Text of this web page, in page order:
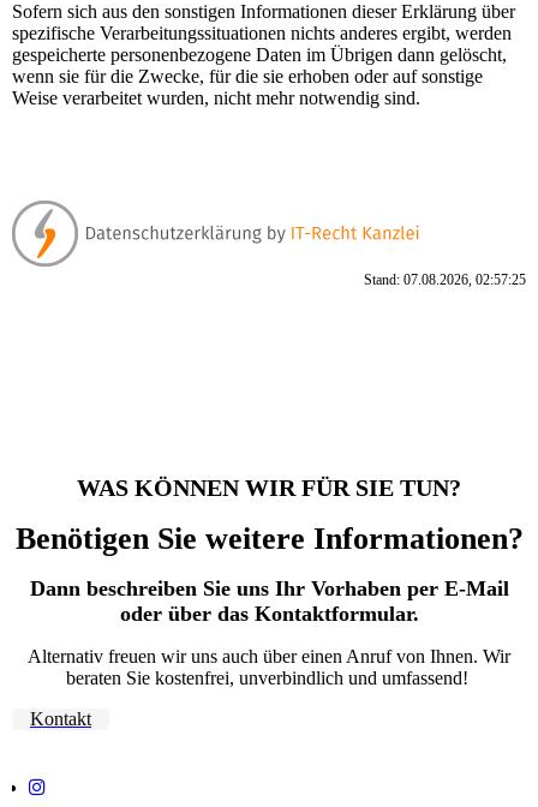
Sofern sich aus den sonstigen Informationen dieser Erklärung über
spezifische Verarbeitungssituationen nichts anderes ergibt, werden
gespeicherte personenbezogene Daten im Übrigen dann gelöscht,
wenn sie für die Zwecke, für die sie erhoben oder auf sonstige
Weise verarbeitet wurden, nicht mehr notwendig sind.
Stand: 07.08.2026, 02:57:25
WAS KÖNNEN WIR FÜR SIE TUN?
Benötigen Sie weitere Informationen?
Dann beschreiben Sie uns Ihr Vorhaben per E-Mail
oder über das Kontaktformular.
Alternativ freuen wir uns auch über einen Anruf von Ihnen. Wir
beraten Sie kostenfrei, unverbindlich und umfassend!
Kontakt